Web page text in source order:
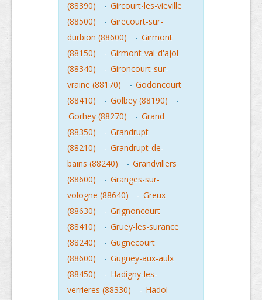
(88390)
- Gircourt-les-vieville
(88500)
- Girecourt-sur-
durbion (88600)
- Girmont
(88150)
- Girmont-val-d'ajol
(88340)
- Gironcourt-sur-
vraine (88170)
- Godoncourt
(88410)
- Golbey (88190)
-
Gorhey (88270)
- Grand
(88350)
- Grandrupt
(88210)
- Grandrupt-de-
bains (88240)
- Grandvillers
(88600)
- Granges-sur-
vologne (88640)
- Greux
(88630)
- Grignoncourt
(88410)
- Gruey-les-surance
(88240)
- Gugnecourt
(88600)
- Gugney-aux-aulx
(88450)
- Hadigny-les-
verrieres (88330)
- Hadol